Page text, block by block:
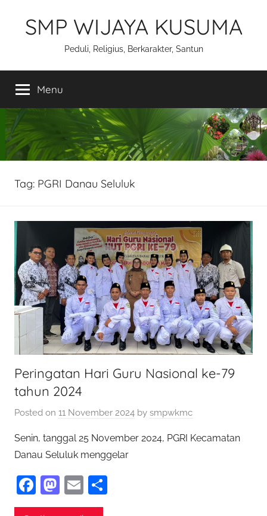
SMP WIJAYA KUSUMA
Peduli, Religius, Berkarakter, Santun
Menu
Tag: PGRI Danau Seluluk
Peringatan Hari Guru Nasional ke-79
tahun 2024
Posted on 11 November 2024 by smpwkmc
Senin, tanggal 25 November 2024, PGRI Kecamatan
Danau Seluluk menggelar
F
a
M
as
E
m